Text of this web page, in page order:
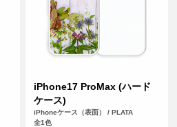
iPhone17 ProMax (ハード
ケース)
iPhoneケース（表面） / PLATA
全1色